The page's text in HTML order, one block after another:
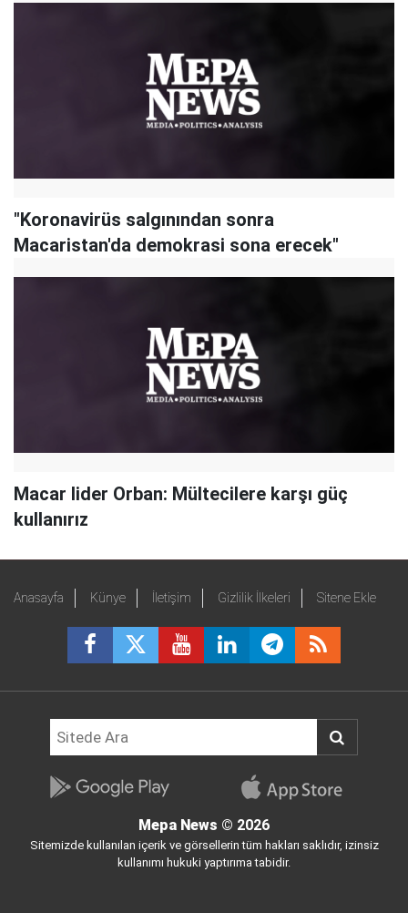
"Koronavirüs salgınından sonra
Macaristan'da demokrasi sona erecek"
Macar lider Orban: Mültecilere karşı güç
kullanırız
Anasayfa Künye İletişim Gizlilik İlkeleri Sitene Ekle
Mepa News © 2026
Sitemizde kullanılan içerik ve görsellerin tüm hakları saklıdır, izinsiz
kullanımı hukuki yaptırıma tabidir.